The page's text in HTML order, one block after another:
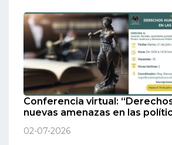
Conferencia virtual:
nuevas amenazas en las
02-07-2026